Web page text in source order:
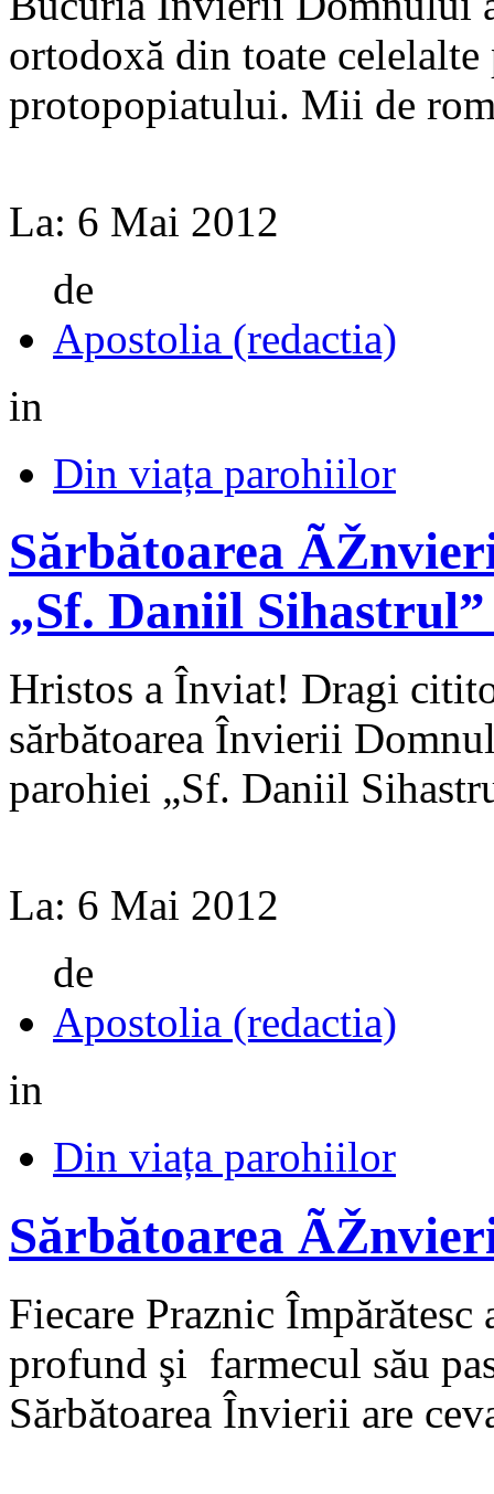
ortodoxă din toate
protopopiatului. Mii de
La: 6 Mai 2012
de
Apostolia (redactia)
in
Din viața parohiilor
Sărbătoarea
„Sf. Daniil
Hristos a Înviat! Dragi
sărbătoarea Învierii
parohiei „Sf. Daniil
La: 6 Mai 2012
de
Apostolia (redactia)
in
Din viața parohiilor
Sărbătoarea
Fiecare Praznic
profund şi farmecul său
Sărbătoarea Învierii are